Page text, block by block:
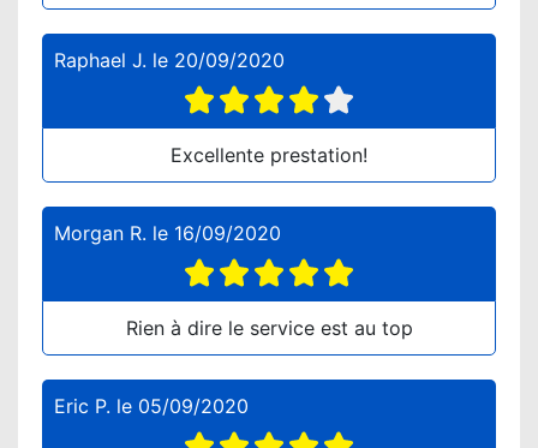
Raphael J. le 20/09/2020
Excellente prestation!
Morgan R. le 16/09/2020
Rien à dire le service est au top
Eric P. le 05/09/2020